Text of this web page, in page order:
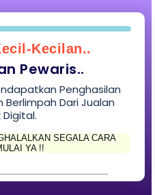
Kecilan..
Pewaris..
Penghasilan
Berlimpah Dari Jualan
Digital.
SEGALA CARA
YA !!